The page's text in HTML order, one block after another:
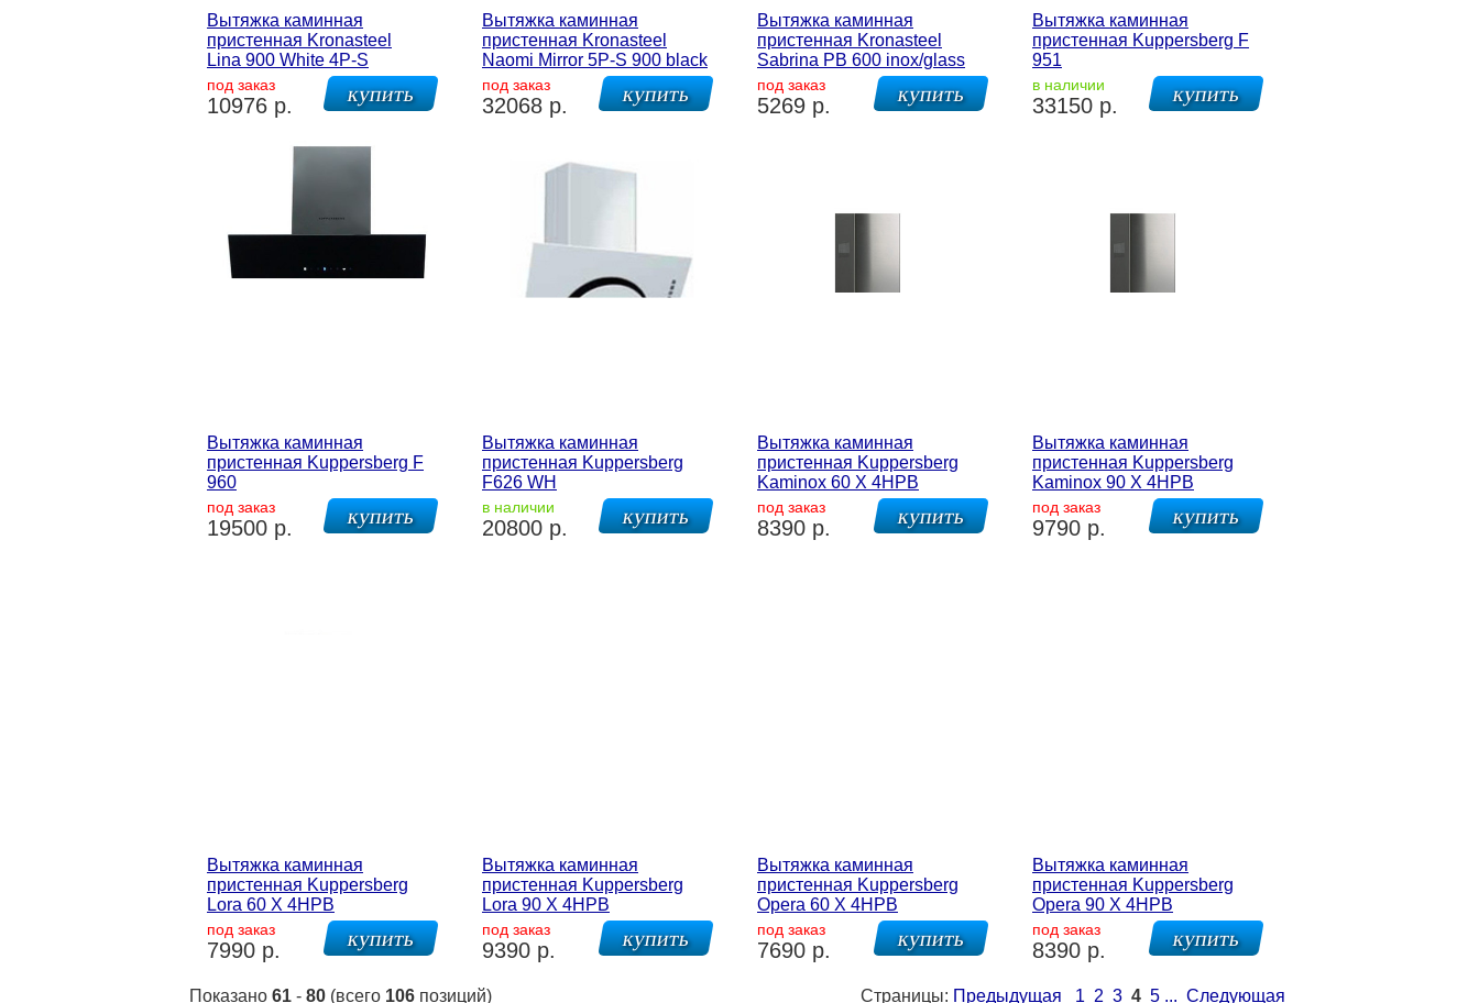
Вытяжка каминная
пристенная Kronasteel
Lina 900 White 4P-S
под заказ
10976 р.
Вытяжка каминная
пристенная Kronasteel
Naomi Mirror 5P-S 900 black
под заказ
32068 р.
Вытяжка каминная
пристенная Kronasteel
Sabrina PB 600 inox/glass
под заказ
5269 р.
Вытяжка каминная
пристенная Kuppersberg F
951
в наличии
33150 р.
Вытяжка каминная
пристенная Kuppersberg F
960
под заказ
19500 р.
Вытяжка каминная
пристенная Kuppersberg
F626 WH
в наличии
20800 р.
Вытяжка каминная
пристенная Kuppersberg
Kaminox 60 X 4HPB
под заказ
8390 р.
Вытяжка каминная
пристенная Kuppersberg
Kaminox 90 X 4HPB
под заказ
9790 р.
Вытяжка каминная
пристенная Kuppersberg
Lora 60 X 4HPB
под заказ
7990 р.
Вытяжка каминная
пристенная Kuppersberg
Lora 90 X 4HPB
под заказ
9390 р.
Вытяжка каминная
пристенная Kuppersberg
Opera 60 X 4HPB
под заказ
7690 р.
Вытяжка каминная
пристенная Kuppersberg
Opera 90 X 4HPB
под заказ
8390 р.
Показано 61 - 80 (всего 106 позиций) Страницы: Предыдущая 1 2 3 4 5 ... Следующая